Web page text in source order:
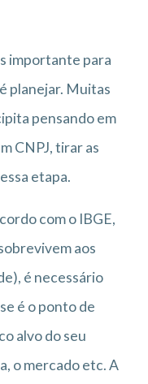
importante para
planejar. Muitas
pensando em
CNPJ, tirar as
etapa.
com o IBGE,
aos
é necessário
é o ponto de
alvo do seu
o mercado etc. A